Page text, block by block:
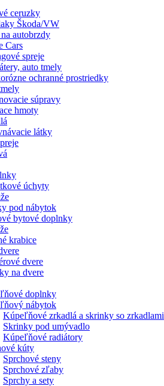
ceruzky
Škoda/VW
autobrzdy
Cars
spreje
auto tmely
ochranné prostriedky
súpravy
hmoty
látky
úchyty
pod nábytok
bytové doplnky
krabice
dvere
na dvere
doplnky
nábytok
Kúpeľňové zrkadlá a skrinky so zrkadlami
Skrinky pod umývadlo
Kúpeľňové radiátory
kúty
Sprchové steny
Sprchové zľaby
Sprchy a sety